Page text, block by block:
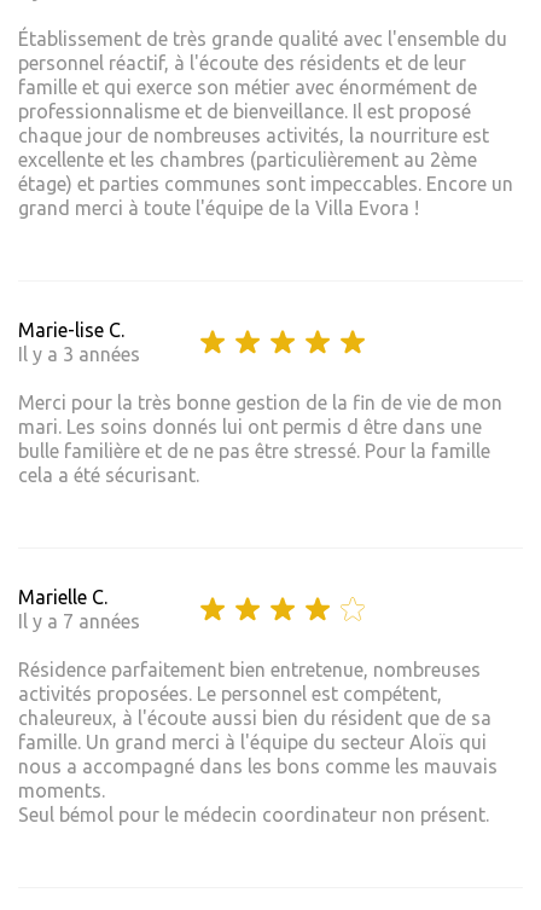
Établissement de très grande qualité avec l'ensemble du
personnel réactif, à l'écoute des résidents et de leur
famille et qui exerce son métier avec énormément de
professionnalisme et de bienveillance. Il est proposé
chaque jour de nombreuses activités, la nourriture est
excellente et les chambres (particulièrement au 2ème
étage) et parties communes sont impeccables. Encore un
grand merci à toute l'équipe de la Villa Evora !
Marie-lise C.
Il y a 3 années
Merci pour la très bonne gestion de la fin de vie de mon
mari. Les soins donnés lui ont permis d être dans une
bulle familière et de ne pas être stressé. Pour la famille
cela a été sécurisant.
Marielle C.
Il y a 7 années
Résidence parfaitement bien entretenue, nombreuses
activités proposées. Le personnel est compétent,
chaleureux, à l'écoute aussi bien du résident que de sa
famille. Un grand merci à l'équipe du secteur Aloïs qui
nous a accompagné dans les bons comme les mauvais
moments.
Seul bémol pour le médecin coordinateur non présent.